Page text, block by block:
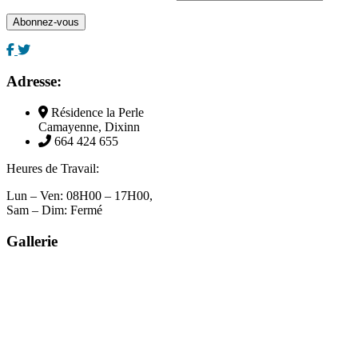
Adresse:
Résidence la Perle
Camayenne, Dixinn
664 424 655
Heures de Travail:
Lun – Ven: 08H00 – 17H00,
Sam – Dim: Fermé
Gallerie